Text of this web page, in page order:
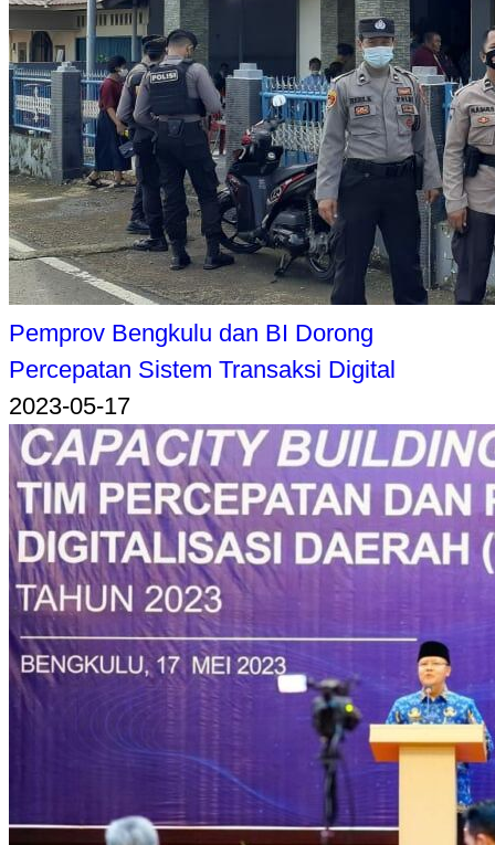
Pemprov Bengkulu dan BI Dorong
Percepatan Sistem Transaksi Digital
2023-05-17